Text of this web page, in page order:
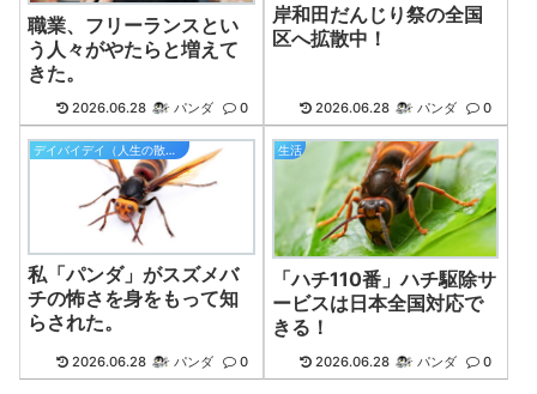
職業、フリーランスとい
う人々がやたらと増えて
きた。
2026.06.28 パンダ 0
岸和田だんじり祭の全国
区へ拡散中！
2026.06.28 パンダ 0
デイバイデイ（人生の散歩道）
私「パンダ」がスズメバ
チの怖さを身をもって知
らされた。
2026.06.28 パンダ 0
生活
「ハチ110番」ハチ駆除サ
ービスは日本全国対応で
きる！
2026.06.28 パンダ 0